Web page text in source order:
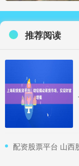
推荐阅读
配资股票平台 山西